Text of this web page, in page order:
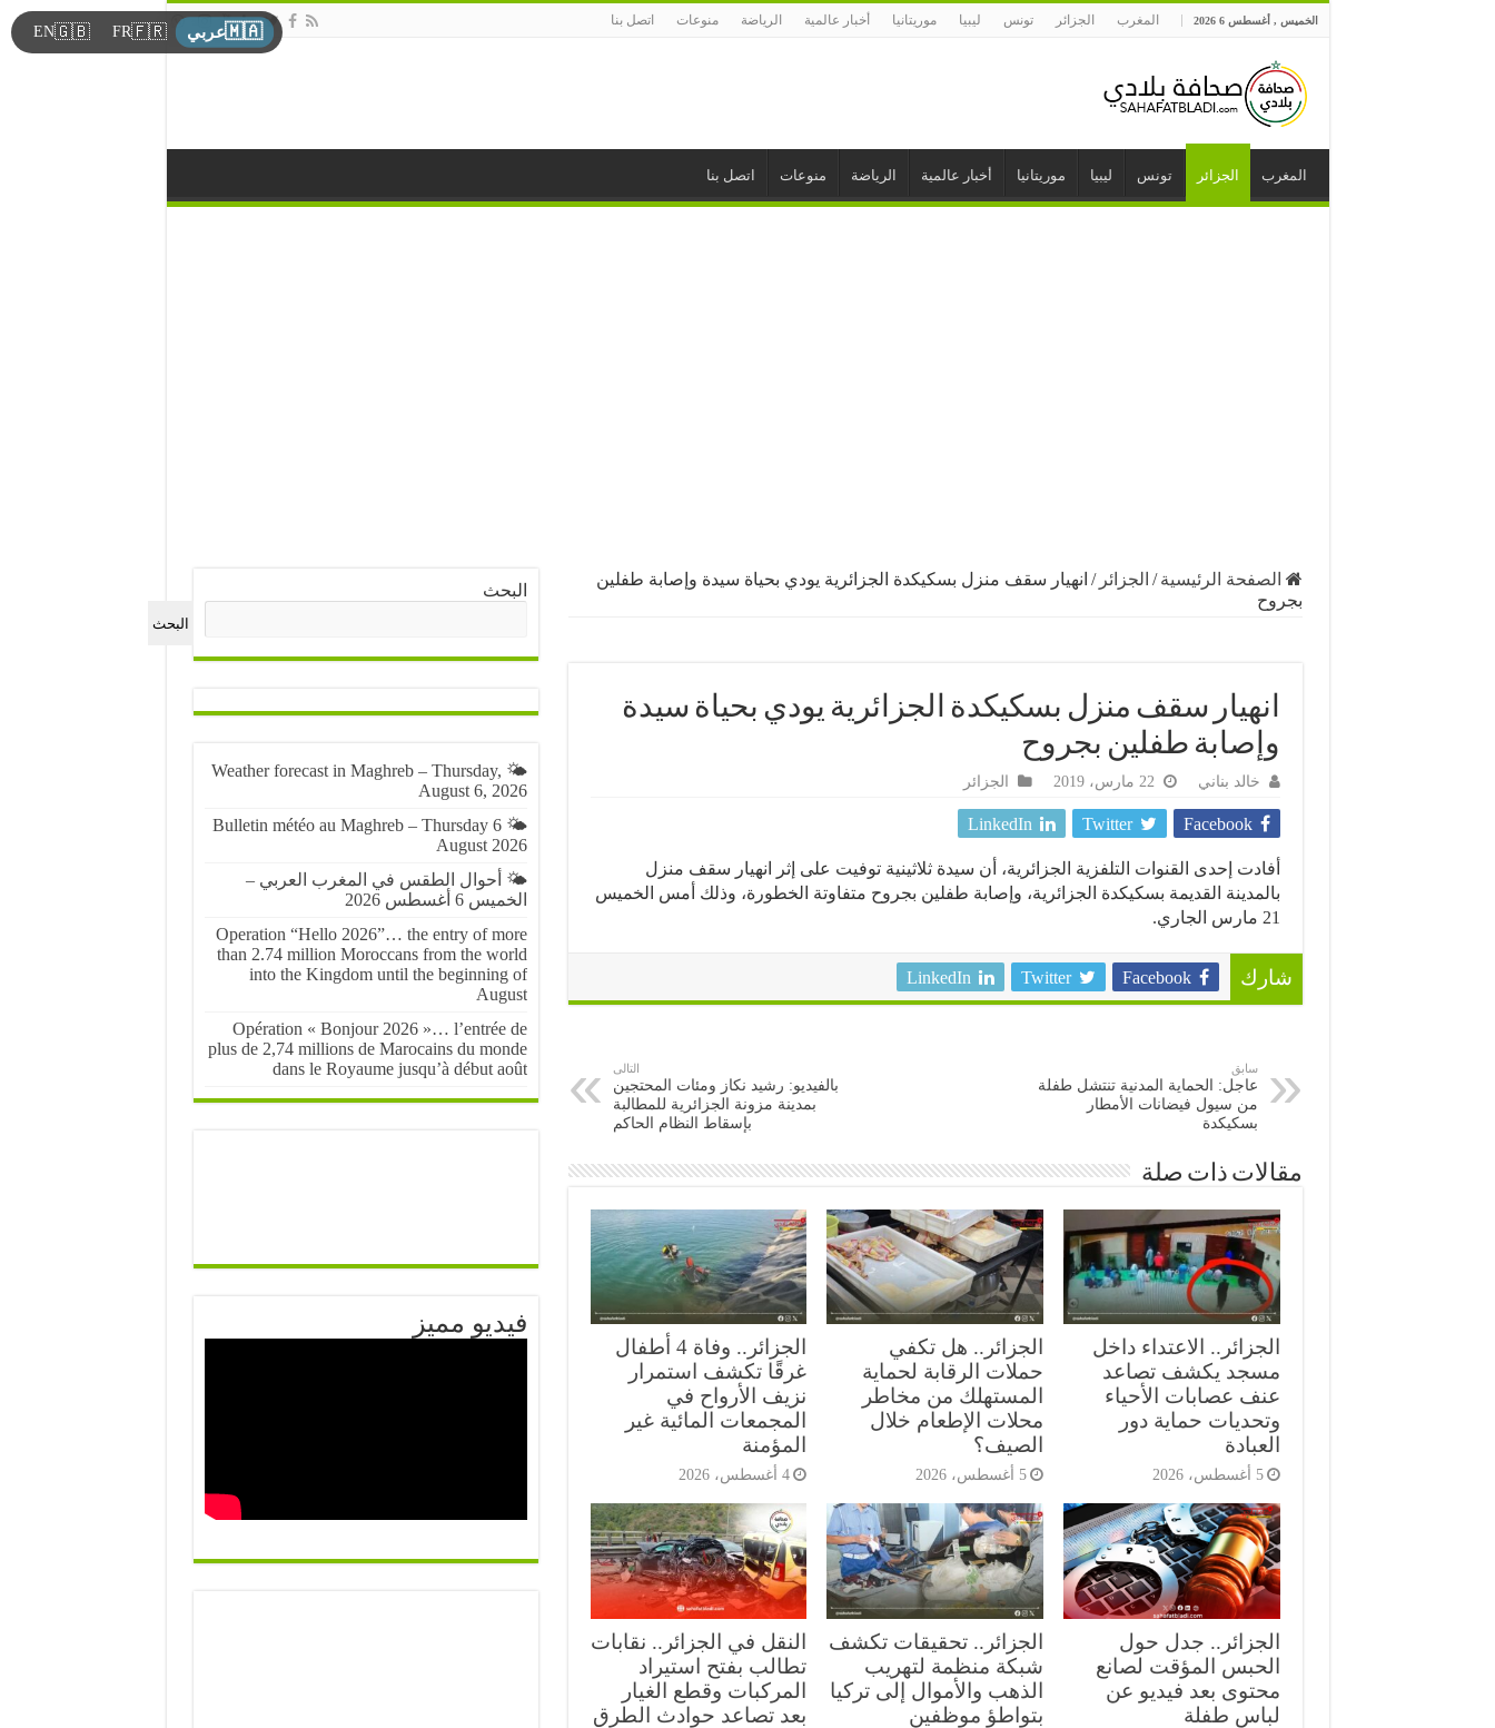
الخميس , أغسطس 6 2026 المغرب الجزائر تونس ليبيا موريتانيا أخبار عالمية الرياضة منوعات اتصل بنا
المغرب الجزائر تونس ليبيا موريتانيا أخبار عالمية الرياضة منوعات اتصل بنا
الصفحة الرئيسية / الجزائر / انهيار سقف منزل بسكيكدة الجزائرية يودي بحياة سيدة وإصابة طفلين
بجروح
انهيار سقف منزل بسكيكدة الجزائرية يودي بحياة سيدة
وإصابة طفلين بجروح
خالد بناني 22 مارس، 2019 الجزائر
Facebook
Twitter
LinkedIn
أفادت إحدى القنوات التلفزية الجزائرية، أن سيدة ثلاثينية توفيت على إثر انهيار سقف منزل
بالمدينة القديمة بسكيكدة الجزائرية، وإصابة طفلين بجروح متفاوتة الخطورة، وذلك أمس الخميس
21 مارس الجاري.
شارك Facebook
Twitter
LinkedIn
سابق
عاجل: الحماية المدنية تنتشل طفلة
من سيول فيضانات الأمطار
بسكيكدة
التالى
بالفيديو: رشيد نكاز ومئات المحتجين
بمدينة مزونة الجزائرية للمطالبة
بإسقاط النظام الحاكم
مقالات ذات صلة
الجزائر.. الاعتداء داخل
مسجد يكشف تصاعد
عنف عصابات الأحياء
وتحديات حماية دور
العبادة
5 أغسطس، 2026
الجزائر.. هل تكفي
حملات الرقابة لحماية
المستهلك من مخاطر
محلات الإطعام خلال
الصيف؟
5 أغسطس، 2026
الجزائر.. وفاة 4 أطفال
غرقًا تكشف استمرار
نزيف الأرواح في
المجمعات المائية غير
المؤمنة
4 أغسطس، 2026
الجزائر.. جدل حول
الحبس المؤقت لصانع
محتوى بعد فيديو عن
لباس طفلة
الجزائر.. تحقيقات تكشف
شبكة منظمة لتهريب
الذهب والأموال إلى تركيا
بتواطؤ موظفين
النقل في الجزائر.. نقابات
تطالب بفتح استيراد
المركبات وقطع الغيار
بعد تصاعد حوادث الطرق
البحث
البحث
🌤️ Weather forecast in Maghreb – Thursday,
August 6, 2026
🌤️ Bulletin météo au Maghreb – Thursday 6
August 2026
🌤️ أحوال الطقس في المغرب العربي –
الخميس 6 أغسطس 2026
Operation “Hello 2026”… the entry of more
than 2.74 million Moroccans from the world
into the Kingdom until the beginning of
August
Opération « Bonjour 2026 »… l’entrée de
plus de 2,74 millions de Marocains du monde
dans le Royaume jusqu’à début août
فيديو مميز
🇲🇦عربي 🇫🇷
FR
🇬🇧
EN